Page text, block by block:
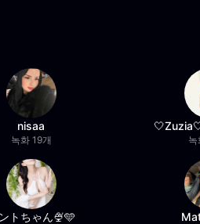
nisaa
녹화 19개 녹
トちゃん🍨🩵